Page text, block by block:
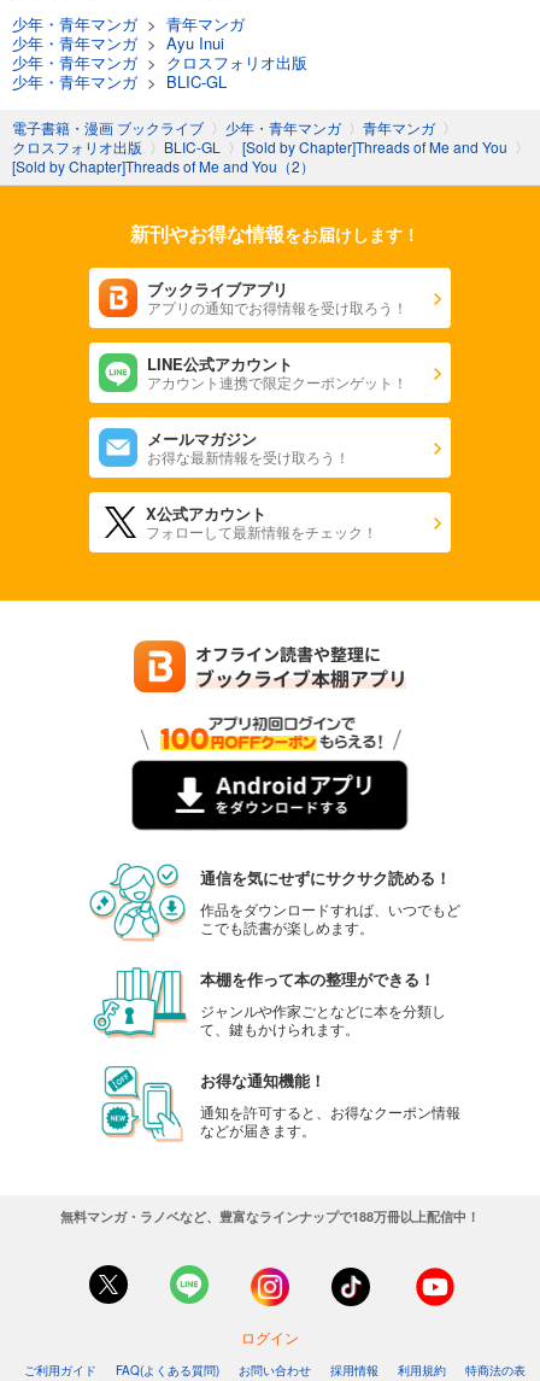
少年・青年マンガ> 青年マンガ
少年・青年マンガ> Ayu Inui
少年・青年マンガ> クロスフォリオ出版
少年・青年マンガ> BLIC-GL
電子書籍・漫画 ブックライブ 〉 少年・青年マンガ 〉 青年マンガ 〉
クロスフォリオ出版 〉 BLIC-GL 〉 [Sold by Chapter]Threads of Me and You 〉
[Sold by Chapter]Threads of Me and You（2）
新刊やお得な情報をお届けします！
ブックライブアプリ
アプリの通知でお得情報を受け取ろう！
LINE公式アカウント
アカウント連携で限定クーポンゲット！
メールマガジン
お得な最新情報を受け取ろう！
X公式アカウント
フォローして最新情報をチェック！
通信を気にせずにサクサク読める！
作品をダウンロードすれば、いつでもど
こでも読書が楽しめます。
本棚を作って本の整理ができる！
ジャンルや作家ごとなどに本を分類し
て、鍵もかけられます。
お得な通知機能！
通知を許可すると、お得なクーポン情報
などが届きます。
無料マンガ・ラノベなど、豊富なラインナップで188万冊以上配信中！
ログイン
ご利用ガイド FAQ(よくある質問) お問い合わせ 採用情報 利用規約 特商法の表